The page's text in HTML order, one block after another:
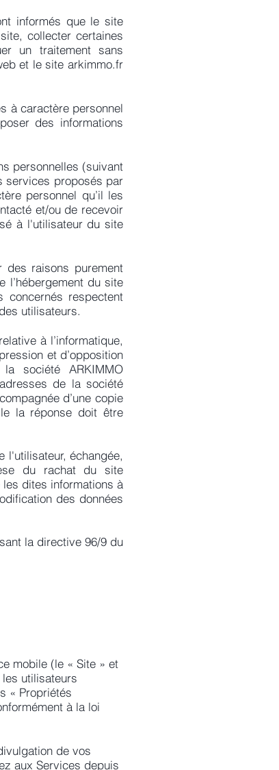
informés que le site
collecter certaines
un traitement sans
et le site arkimmo.fr
à caractère personnel
des informations
personnelles (suivant
services proposés par
personnel qu’il les
et/ou de recevoir
à l'utilisateur du site
des raisons purement
l’hébergement du site
respectent
utilisateurs.
à l’informatique,
et d’opposition
société ARKIMMO
de la société
d’une copie
la réponse doit être
échangée,
du rachat du site
dites informations à
des données
la directive 96/9 du
mobile (le « Site » et
utilisateurs
« Propriétés
à la loi
de vos
aux Services depuis